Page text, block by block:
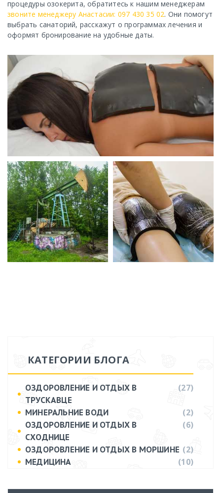
процедуры озокерита, обратитесь к нашим менеджерам
звоните менеджеру Анастасии: 097 430 35 02. Они помогут
выбрать санаторий, расскажут о программах лечения и
оформят бронирование на удобные даты.
КАТЕГОРИИ БЛОГА
ОЗДОРОВЛЕНИЕ И ОТДЫХ В
ТРУСКАВЦЕ
(27)
МИНЕРАЛЬНИЕ ВОДИ (2)
ОЗДОРОВЛЕНИЕ И ОТДЫХ В
СХОДНИЦЕ
(6)
ОЗДОРОВЛЕНИЕ И ОТДЫХ В МОРШИНЕ (2)
МЕДИЦИНА (10)